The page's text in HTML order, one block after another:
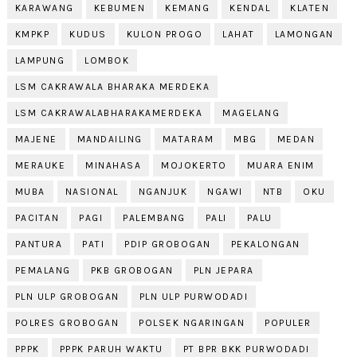
KARAWANG KEBUMEN KEMANG KENDAL KLATEN
KMPKP KUDUS KULON PROGO LAHAT LAMONGAN
LAMPUNG LOMBOK
LSM CAKRAWALA BHARAKA MERDEKA
LSM CAKRAWALABHARAKAMERDEKA MAGELANG
MAJENE MANDAILING MATARAM MBG MEDAN
MERAUKE MINAHASA MOJOKERTO MUARA ENIM
MUBA NASIONAL NGANJUK NGAWI NTB OKU
PACITAN PAGI PALEMBANG PALI PALU
PANTURA PATI PDIP GROBOGAN PEKALONGAN
PEMALANG PKB GROBOGAN PLN JEPARA
PLN ULP GROBOGAN PLN ULP PURWODADI
POLRES GROBOGAN POLSEK NGARINGAN POPULER
PPPK PPPK PARUH WAKTU PT BPR BKK PURWODADI